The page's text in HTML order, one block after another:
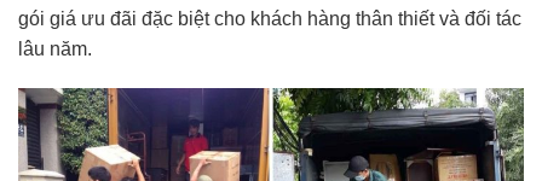
gói giá ưu đãi đặc biệt cho khách hàng thân thiết và đối tác
lâu năm.